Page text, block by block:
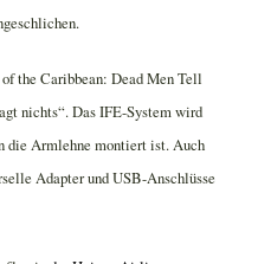
the Caribbean: Dead Men Tell
nichts“. Das IFE-System wird
die Armlehne montiert ist. Auch
Adapter und USB-Anschlüsse